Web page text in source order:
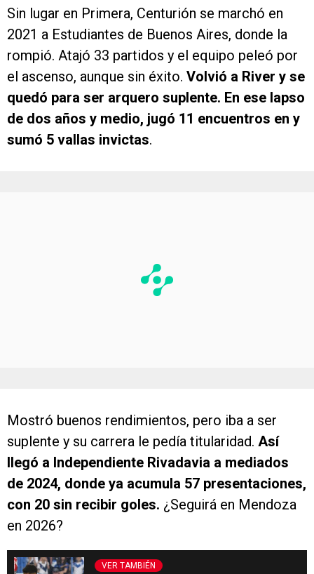
Sin lugar en Primera, Centurión se marchó en
2021 a Estudiantes de Buenos Aires, donde la
rompió. Atajó 33 partidos y el equipo peleó por
el ascenso, aunque sin éxito. Volvió a River y se
quedó para ser arquero suplente. En ese lapso
de dos años y medio, jugó 11 encuentros en y
sumó 5 vallas invictas.
Mostró buenos rendimientos, pero iba a ser
suplente y su carrera le pedía titularidad. Así
llegó a Independiente Rivadavia a mediados
de 2024, donde ya acumula 57 presentaciones,
con 20 sin recibir goles. ¿Seguirá en Mendoza
en 2026?
VER TAMBIÉN